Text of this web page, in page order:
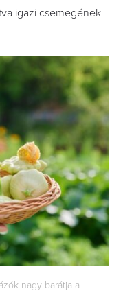
igazi csemegének
nagy barátja a